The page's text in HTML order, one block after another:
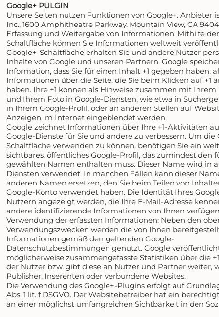
Google+ PULGIN
Unsere Seiten nutzen Funktionen von Google+. Anbieter
Inc., 1600 Amphitheatre Parkway, Mountain View, CA
Erfassung und Weitergabe von Informationen: Mithilfe
Schaltfläche können Sie Informationen weltweit
Google+-Schaltfläche erhalten Sie und andere Nutzer
Inhalte von Google und unseren Partnern. Google
Information, dass Sie für einen Inhalt +1 gegeben haben,
Informationen über die Seite, die Sie beim Klicken auf +1
haben. Ihre +1 können als Hinweise zusammen mit
und Ihrem Foto in Google-Diensten, wie etwa in
in Ihrem Google-Profil, oder an anderen Stellen auf
Anzeigen im Internet eingeblendet werden.
Google zeichnet Informationen über Ihre +1-Aktivitäten
Google-Dienste für Sie und andere zu verbessern. Um die
Schaltfläche verwenden zu können, benötigen Sie ein
sichtbares, öffentliches Google-Profil, das zumindest den
gewählten Namen enthalten muss. Dieser Name wird in
Diensten verwendet. In manchen Fällen kann dieser
anderen Namen ersetzen, den Sie beim Teilen von
Google-Konto verwendet haben. Die Identität Ihres
Nutzern angezeigt werden, die Ihre E-Mail-Adresse
andere identifizierende Informationen von Ihnen
Verwendung der erfassten Informationen: Neben den
Verwendungszwecken werden die von Ihnen
Informationen gemäß den geltenden Google-
Datenschutzbestimmungen genutzt. Google
möglicherweise zusammengefasste Statistiken über die
der Nutzer bzw. gibt diese an Nutzer und Partner weiter,
Publisher, Inserenten oder verbundene Websites.
Die Verwendung des Google+-Plugins erfolgt auf
Abs. 1 lit. f DSGVO. Der Websitebetreiber hat ein
an einer möglichst umfangreichen Sichtbarkeit in den